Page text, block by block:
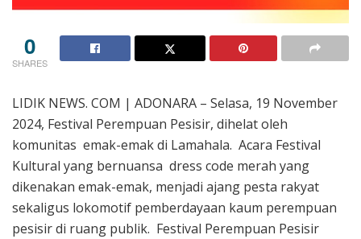
0
SHARES
LIDIK NEWS. COM | ADONARA – Selasa, 19 November
2024, Festival Perempuan Pesisir, dihelat oleh
komunitas emak-emak di Lamahala. Acara Festival
Kultural yang bernuansa dress code merah yang
dikenakan emak-emak, menjadi ajang pesta rakyat
sekaligus lokomotif pemberdayaan kaum perempuan
pesisir di ruang publik. Festival Perempuan Pesisir